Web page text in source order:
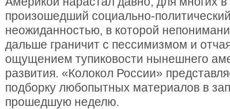
произошедший социально-
неожиданностью, в которой
дальше граничит с пессимизмом и
ощущением тупиковости нынешнего
развития. «Колокол России»
подборку любопытных материалов в
прошедшую неделю.